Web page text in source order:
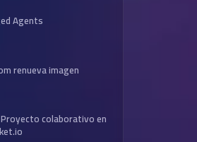
Agents
renueva imagen
colaborativo en